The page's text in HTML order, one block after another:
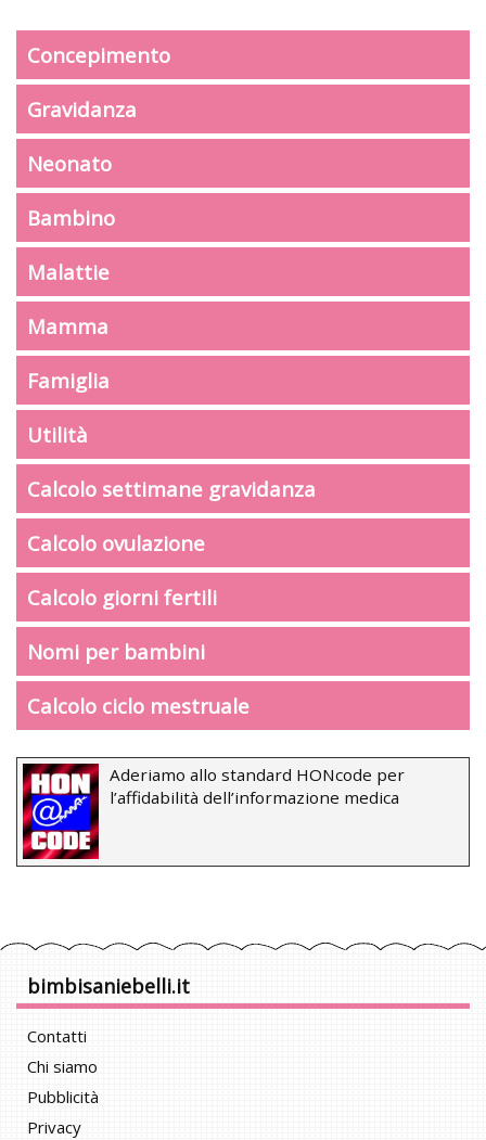
Concepimento
Gravidanza
Neonato
Bambino
Malattie
Mamma
Famiglia
Utilità
Calcolo settimane gravidanza
Calcolo ovulazione
Calcolo giorni fertili
Nomi per bambini
Calcolo ciclo mestruale
Aderiamo allo standard HONcode per
l’affidabilità dell’informazione medica
bimbisaniebelli.it
Contatti
Chi siamo
Pubblicità
Privacy